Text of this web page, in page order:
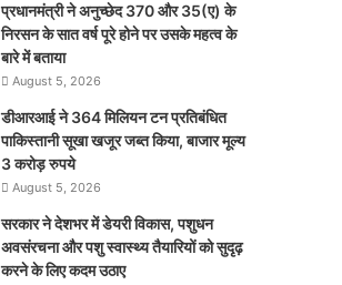
प्रधानमंत्री ने अनुच्छेद 370 और 35(ए) के
निरसन के सात वर्ष पूरे होने पर उसके महत्व के
बारे में बताया
August 5, 2026
डीआरआई ने 364 मिलियन टन प्रतिबंधित
पाकिस्तानी सूखा खजूर जब्त किया, बाजार मूल्य
3 करोड़ रुपये
August 5, 2026
सरकार ने देशभर में डेयरी विकास, पशुधन
अवसंरचना और पशु स्वास्थ्य तैयारियों को सुदृढ़
करने के लिए कदम उठाए